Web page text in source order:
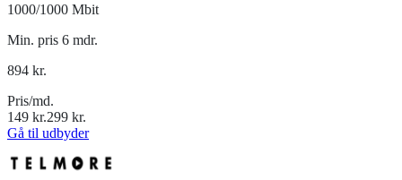
1000/1000 Mbit
Min. pris 6 mdr.
894 kr.
Pris/md.
149 kr.299 kr.
Gå til udbyder